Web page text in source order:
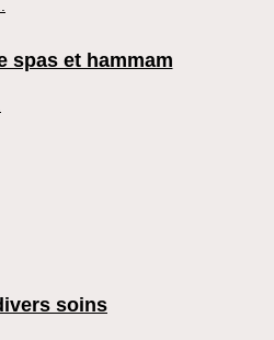
spas et hammam
soins